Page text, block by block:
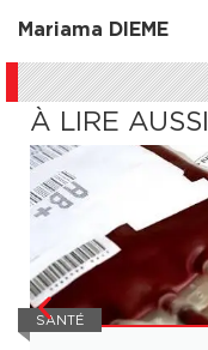
Mariama DIEME
À LIRE AUSSI
SANTÉ